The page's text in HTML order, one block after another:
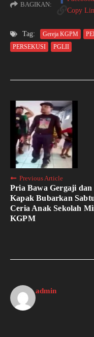
BAGIKAN:
Copy
Tag: Gereja KGPM
PERSEKUSI
PGLII
Previous Article
Pria Bawa Gergaji dan
Kapak Bubarkan
Ceria Anak Sekolah
KGPM
admin